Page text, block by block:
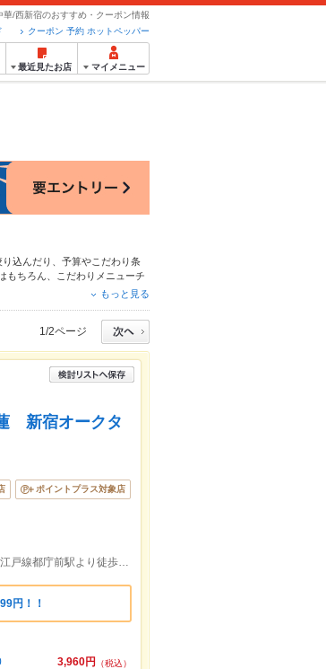
華/西新宿のおすすめ・クーポン情報
クーポン 予約 ホットペッパー
最近見たお店 マイメニュー
り込んだり、予算やこだわり条
もちろん、こだわりメニューチ
簡単便利なネット予約が使える
もっと見る
1/2ページ
新宿オークタ
ポイントプラス対象店
各線新宿駅より徒歩8分/丸ノ内線西新宿駅より徒歩3分/大江戸線都庁前駅より徒歩5分
円！！
3,960円
（税込）